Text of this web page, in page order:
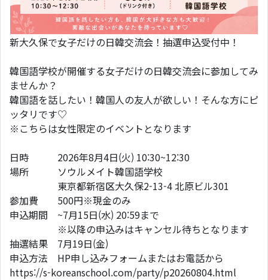
新大久保で女子だけの日韓交流会！抽選申込受付中！
韓国語学校が開催する女子だけの日韓交流会に参加してみ
ませんか？
韓国語を話したい！韓国人の友人が欲しい！そんな方にピ
ッタリです♡
※こちらは女性限定のイベントとなります
日時 2026年8月4日(火) 10:30~12:30
場所 ソウルメイト韓国語学校
東京都新宿区大久保2-13-4 北原ビル301
参加費 500円※現金のみ
申込期間 ~7月15日(水) 20:59まで
※以降の申込みはキャンセル待ちとなります
抽選結果 7月19日(金)
申込方法 HP申し込みフォームまたはお電話から
https://s-koreanschool.com/party/p20260804.html